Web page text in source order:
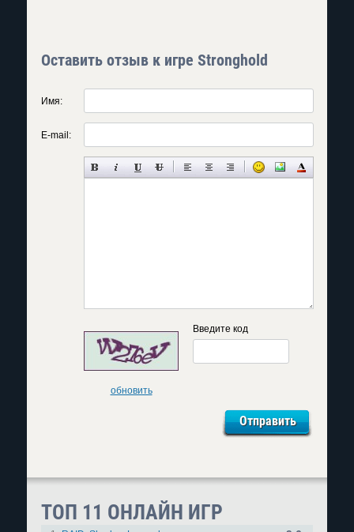
Оставить отзыв к игре Stronghold
Имя:
E-mail:
обновить
Введите код
ТОП 11 ОНЛАЙН ИГР